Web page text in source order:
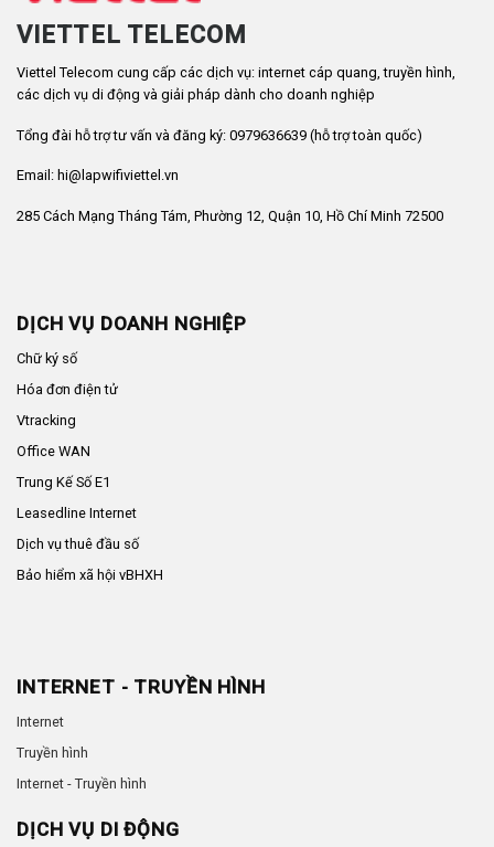
VIETTEL TELECOM
Viettel Telecom cung cấp các dịch vụ: internet cáp quang, truyền hình,
các dịch vụ di động và giải pháp dành cho doanh nghiệp
Tổng đài hỗ trợ tư vấn và đăng ký: 0979636639 (hỗ trợ toàn quốc)
Email: hi@lapwifiviettel.vn
285 Cách Mạng Tháng Tám, Phường 12, Quận 10, Hồ Chí Minh 72500
DỊCH VỤ DOANH NGHIỆP
Chữ ký số
Hóa đơn điện tử
Vtracking
Office WAN
Trung Kế Số E1
Leasedline Internet
Dịch vụ thuê đầu số
Bảo hiểm xã hội vBHXH
INTERNET - TRUYỀN HÌNH
Internet
Truyền hình
Internet - Truyền hình
DỊCH VỤ DI ĐỘNG